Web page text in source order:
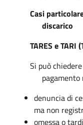
Casi
discarico
TARES e TARI
Si può
denuncia di
ma non
omessa o